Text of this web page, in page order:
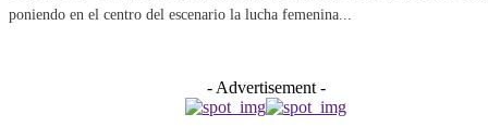
poniendo en el centro del escenario la lucha femenina...
- Advertisement -